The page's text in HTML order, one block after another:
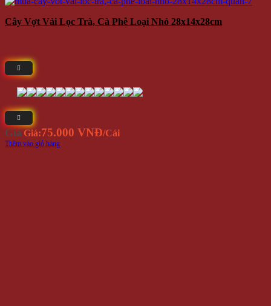
Cây Vợt Vải Lọc Trà, Cà Phê Loại Nhỏ 28x14x28cm
Giá Giá:75.000 VNĐ/Cái
Thêm vào giỏ hàng